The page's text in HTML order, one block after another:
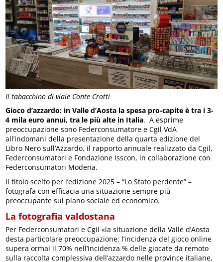
Il tabacchino di viale Conte Crotti
Gioco d’azzardo: in Valle d’Aosta la spesa pro-capite è tra i 3-
4 mila euro annui, tra le più alte in Italia. A esprime
preoccupazione sono Federconsumatore e Cgil VdA
all’indomani della presentazione della quarta edizione del
Libro Nero sull’Azzardo, il rapporto annuale realizzato da Cgil,
Federconsumatori e Fondazione Isscon, in collaborazione con
Federconsumatori Modena.
Il titolo scelto per l’edizione 2025 – “Lo Stato perdente” –
fotografa con efficacia una situazione sempre più
preoccupante sul piano sociale ed economico.
La fotografia valdostana
Per Federconsumatori e Cgil «la situazione della Valle d’Aosta
desta particolare preoccupazione: l’incidenza del gioco online
supera ormai il 70% nell’incidenza % delle giocate da remoto
sulla raccolta complessiva dell’azzardo nelle province italiane,